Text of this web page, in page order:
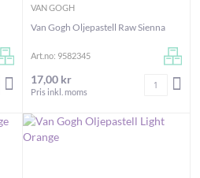
LÄGG I VARUKORGEN
VAN GOGH
Van Gogh Oljepastell Raw Sienna
Art.no: 9582345
17,00 kr
Pris inkl. moms
Antal